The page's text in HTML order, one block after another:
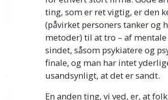
ting, som er ret vigtig, er den
(påvirket personers tanker
metoder) til at tro – af
sindet, såsom psykiatere og
finale, og man har intet
usandsynligt, at det er sandt.
En anden ting, vi ved, er, at